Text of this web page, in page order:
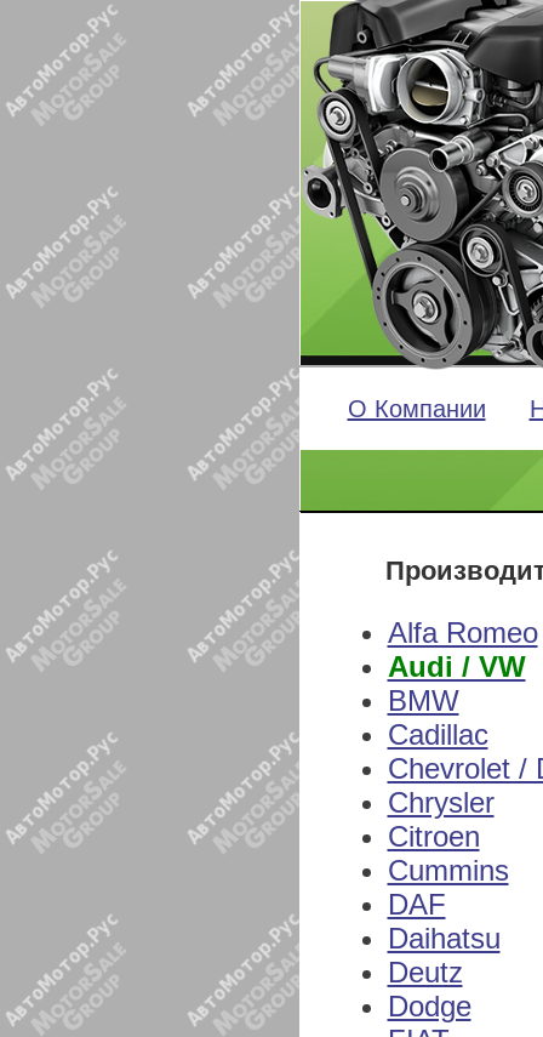
О Компании
Alfa Romeo
Audi / VW
BMW
Cadillac
Chevrolet /
Chrysler
Citroen
Cummins
DAF
Daihatsu
Deutz
Dodge